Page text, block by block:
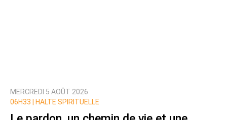
MERCREDI 5 AOÛT 2026
06H33 | HALTE SPIRITUELLE